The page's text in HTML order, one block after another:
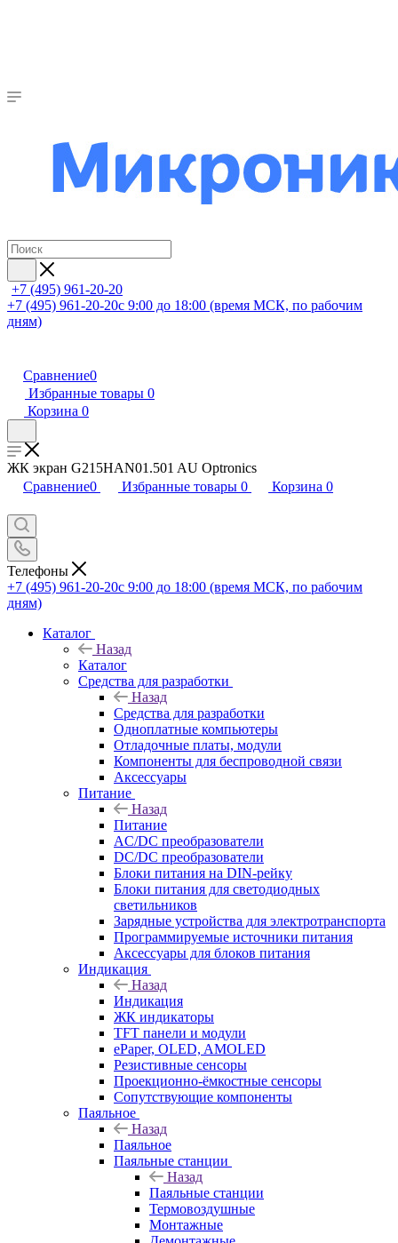
+7 (495) 961-20-20
+7 (495) 961-20-20с 9:00 до 18:00 (время МСК, по рабочим
дням)
Сравнение0
Избранные товары 0
Корзина 0
ЖК экран G215HAN01.501 AU Optronics
Сравнение0 Избранные товары 0 Корзина 0
Телефоны
+7 (495) 961-20-20с 9:00 до 18:00 (время МСК, по рабочим
дням)
Каталог
Назад
Каталог
Средства для разработки
Назад
Средства для разработки
Одноплатные компьютеры
Отладочные платы, модули
Компоненты для беспроводной связи
Аксессуары
Питание
Назад
Питание
AC/DC преобразователи
DC/DC преобразователи
Блоки питания на DIN-рейку
Блоки питания для светодиодных
светильников
Зарядные устройства для электротранспорта
Программируемые источники питания
Аксессуары для блоков питания
Индикация
Назад
Индикация
ЖК индикаторы
TFT панели и модули
ePaper, OLED, AMOLED
Резистивные сенсоры
Проекционно-ёмкостные сенсоры
Сопутствующие компоненты
Паяльное
Назад
Паяльное
Паяльные станции
Назад
Паяльные станции
Термовоздушные
Монтажные